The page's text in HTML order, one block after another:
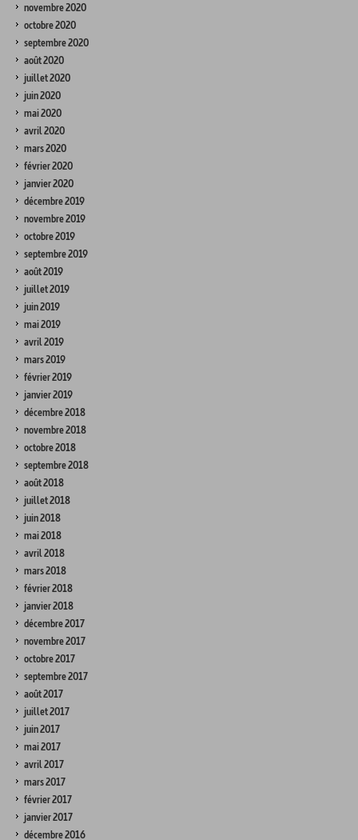
novembre 2020
octobre 2020
septembre 2020
août 2020
juillet 2020
juin 2020
mai 2020
avril 2020
mars 2020
février 2020
janvier 2020
décembre 2019
novembre 2019
octobre 2019
septembre 2019
août 2019
juillet 2019
juin 2019
mai 2019
avril 2019
mars 2019
février 2019
janvier 2019
décembre 2018
novembre 2018
octobre 2018
septembre 2018
août 2018
juillet 2018
juin 2018
mai 2018
avril 2018
mars 2018
février 2018
janvier 2018
décembre 2017
novembre 2017
octobre 2017
septembre 2017
août 2017
juillet 2017
juin 2017
mai 2017
avril 2017
mars 2017
février 2017
janvier 2017
décembre 2016